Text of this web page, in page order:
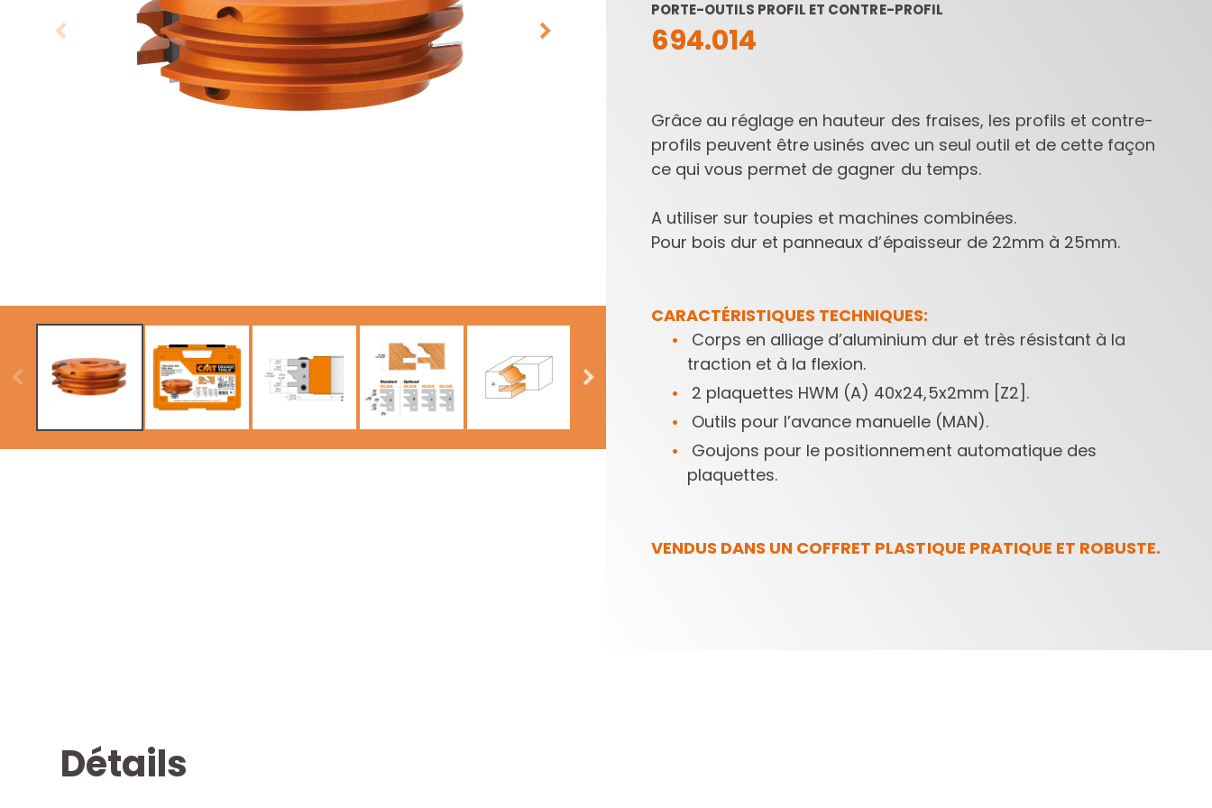
RÉVERSIBLES ET
PORTE-OUTILS
FRAISES POUR
DÉFONCEUSES
DÉFONCEUSES
CONTRACTOR
PORTE-OUTILS PROFIL ET CONTRE-PROFIL
694.014
Grâce au réglage en hauteur des fraises, les profils et contre-
profils peuvent être usinés avec un seul outil et de cette façon
ce qui vous permet de gagner du temps.
A utiliser sur toupies et machines combinées.
Pour bois dur et panneaux d’épaisseur de 22mm à 25mm.
CARACTÉRISTIQUES TECHNIQUES:
Corps en alliage d’aluminium dur et très résistant à la
traction et à la flexion.
2 plaquettes HWM (A) 40x24,5x2mm [Z2].
Outils pour l’avance manuelle (MAN).
Goujons pour le positionnement automatique des
plaquettes.
VENDUS DANS UN COFFRET PLASTIQUE PRATIQUE ET ROBUSTE.
Détails